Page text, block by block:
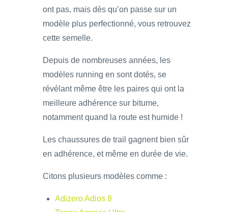
ont pas, mais dès qu’on passe sur un
modèle plus perfectionné, vous retrouvez
cette semelle.
Depuis de nombreuses années, les
modèles running en sont dotés, se
révélant même être les paires qui ont la
meilleure adhérence sur bitume,
notamment quand la route est humide !
Les chaussures de trail gagnent bien sûr
en adhérence, et même en durée de vie.
Citons plusieurs modèles comme :
Adizero Adios 8